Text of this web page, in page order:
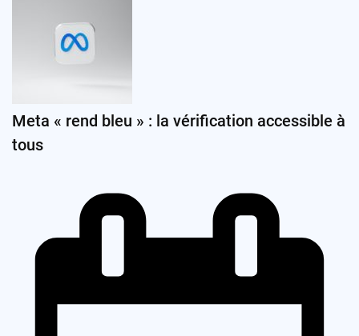
Meta « rend bleu » : la vérification accessible à
tous